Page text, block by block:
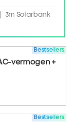
3m Solarbank
vermogen +
Bestsellers
Bestsellers